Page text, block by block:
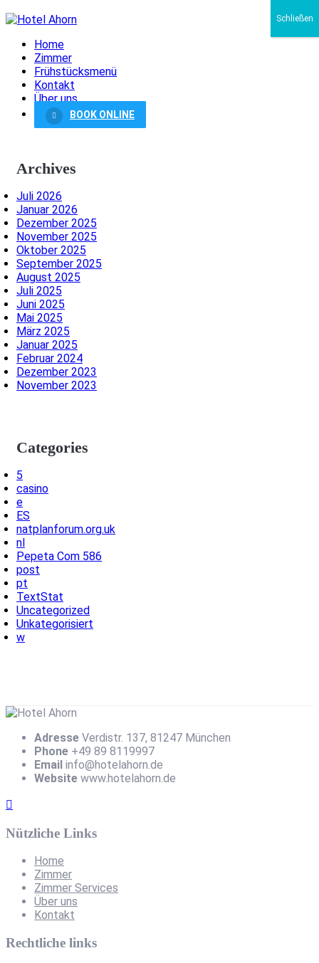
Home
Zimmer
Frühstücksmenü
Kontakt
Über uns
BOOK ONLINE
Archives
Juli 2026
Januar 2026
Dezember 2025
November 2025
Oktober 2025
September 2025
August 2025
Juli 2025
Juni 2025
Mai 2025
März 2025
Januar 2025
Februar 2024
Dezember 2023
November 2023
Categories
5
casino
e
ES
natplanforum.org.uk
nl
Pepeta Com 586
post
pt
TextStat
Uncategorized
Unkategorisiert
w
Adresse Verdistr. 137, 81247 München
Phone +49 89 8119997
Email info@hotelahorn.de
Website www.hotelahorn.de
Nützliche Links
Home
Zimmer
Zimmer Services
Über uns
Kontakt
Rechtliche links
Schließen